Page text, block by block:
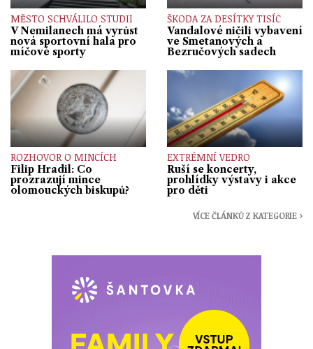
MĚSTO SCHVÁLILO STUDII
V Nemilanech má vyrůst
nová sportovní hala pro
míčové sporty
ŠKODA ZA DESÍTKY TISÍC
Vandalové ničili vybavení
ve Smetanových a
Bezručových sadech
ROZHOVOR O MINCÍCH
Filip Hradil: Co
prozrazují mince
olomouckých biskupů?
EXTRÉMNÍ VEDRO
Ruší se koncerty,
prohlídky výstavy i akce
pro děti
VÍCE ČLÁNKŮ Z KATEGORIE ›